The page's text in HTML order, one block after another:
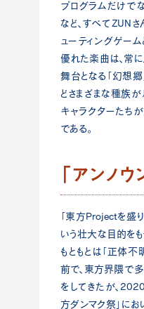
プログラムだけでな
など、すべてZUN
ューティングゲー
優れた楽曲は、常
舞台となる「幻想郷
どさまざまな種族
キャラクターたち
である。
「アンノ
「東方Projectを盛
いう壮大な目的をも
もともとは「正体不
前で、東方界隈で
をしてきたが、
方ダンマク祭」に